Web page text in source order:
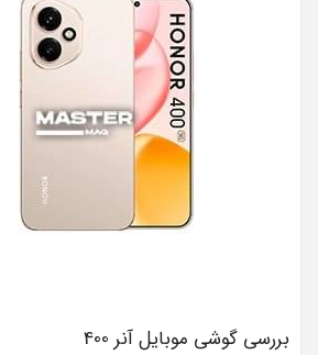
بررسی گوشی موبایل آنر 400